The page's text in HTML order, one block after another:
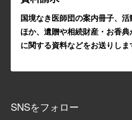
国境なき医師団の案内冊子、
ほか、遺贈や相続財産・お香
に関する資料などをお送りしま
SNSをフォロー